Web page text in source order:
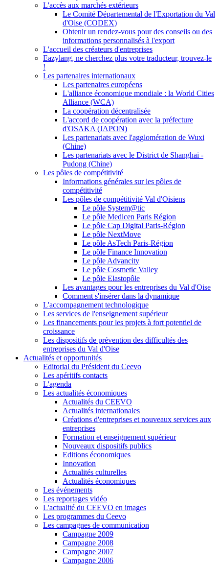
L'accès aux marchés extérieurs
Le Comité Départemental de l'Exportation du Val
d'Oise (CODEX)
Obtenir un rendez-vous pour des conseils ou des
informations personnalisés à l'export
L'accueil des créateurs d'entreprises
Eazylang, ne cherchez plus votre traducteur, trouvez-le
!
Les partenaires internationaux
Les partenaires européens
L'alliance économique mondiale : la World Cities
Alliance (WCA)
La coopération décentralisée
L'accord de coopération avec la préfecture
d'OSAKA (JAPON)
Les partenariats avec l'agglomération de Wuxi
(Chine)
Les partenariats avec le District de Shanghai -
Pudong (Chine)
Les pôles de compétitivité
Informations générales sur les pôles de
compétitivité
Les pôles de compétitivité Val d'Oisiens
Le pôle System@tic
Le pôle Medicen Paris Région
Le pôle Cap Digital Paris-Région
Le pôle NextMove
Le pôle AsTech Paris-Région
Le pôle Finance Innovation
Le pôle Advancity
Le pôle Cosmetic Valley
Le pôle Elastopôle
Les avantages pour les entreprises du Val d'Oise
Comment s'insérer dans la dynamique
L'accompagnement technologique
Les services de l'enseignement supérieur
Les financements pour les projets à fort potentiel de
croissance
Les dispositifs de prévention des difficultés des
entreprises du Val d'Oise
Actualités et opportunités
Editorial du Président du Ceevo
Les apéritifs contacts
L'agenda
Les actualités économiques
Actualités du CEEVO
Actualités internationales
Créations d'entreprises et nouveaux services aux
entreprises
Formation et enseignement supérieur
Nouveaux dispositifs publics
Editions économiques
Innovation
Actualités culturelles
Actualités économiques
Les événements
Les reportages vidéo
L'actualité du CEEVO en images
Les programmes du Ceevo
Les campagnes de communication
Campagne 2009
Campagne 2008
Campagne 2007
Campagne 2006